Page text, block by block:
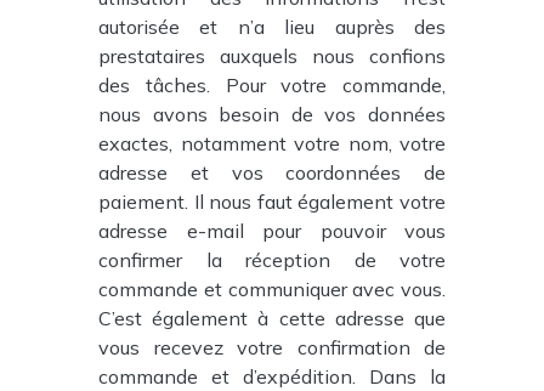
autorisée et n’a lieu auprès des
prestataires auxquels nous confions
des tâches. Pour votre commande,
nous avons besoin de vos données
exactes, notamment votre nom, votre
adresse et vos coordonnées de
paiement. Il nous faut également votre
adresse e-mail pour pouvoir vous
confirmer la réception de votre
commande et communiquer avec vous.
C’est également à cette adresse que
vous recevez votre confirmation de
commande et d’expédition. Dans la